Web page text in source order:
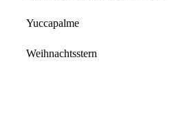
Yuccapalme
Weihnachtsstern